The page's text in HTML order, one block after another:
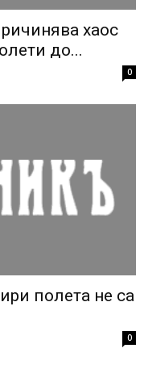
хаос
до...
0
полета не са
0